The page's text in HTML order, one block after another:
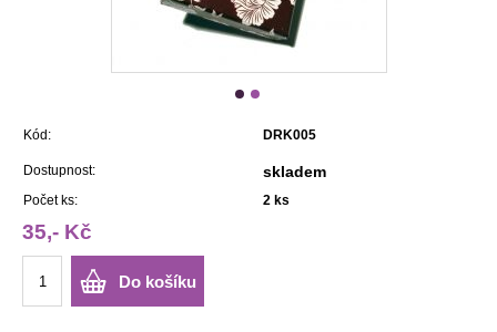
Kód: DRK005
Dostupnost: skladem
Počet ks: 2 ks
35,- Kč
Do košíku